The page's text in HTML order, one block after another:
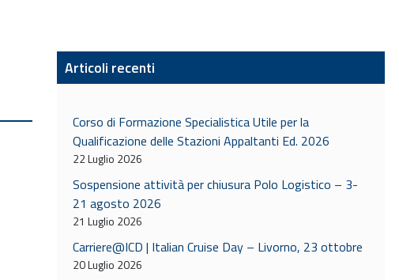
Articoli recenti
Corso di Formazione Specialistica Utile per la
Qualificazione delle Stazioni Appaltanti Ed. 2026
22 Luglio 2026
Sospensione attività per chiusura Polo Logistico – 3-
21 agosto 2026
21 Luglio 2026
Carriere@ICD | Italian Cruise Day – Livorno, 23 ottobre
20 Luglio 2026